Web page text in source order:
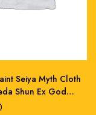
Seiya Myth Cloth
Shun Ex God
figure 17 cm